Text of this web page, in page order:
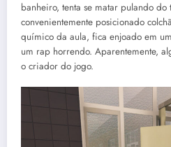
banheiro, tenta se matar pulando
convenientemente posicionado
químico da aula, fica enjoado em
um rap horrendo. Aparentemente,
o criador do jogo.